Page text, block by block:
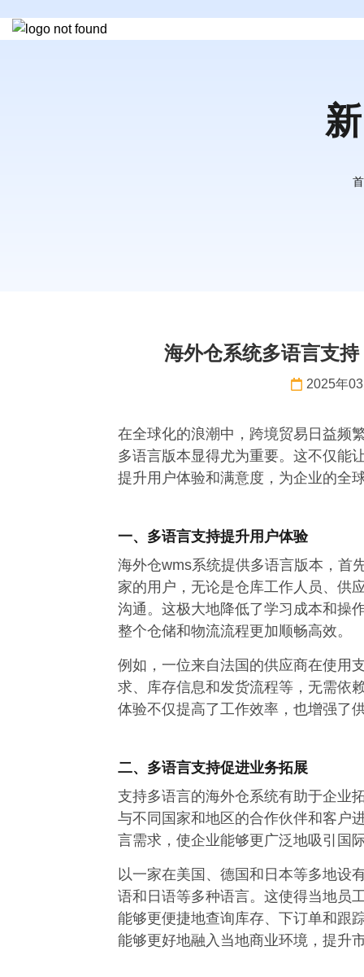
海外仓系统多语言支
2025年
在全球化的浪潮中，跨境贸易日益频
多语言版本显得尤为重要。这不仅能
提升用户体验和满意度，为企业的全
一、多语言支持提升用户体验
海外仓wms系统提供多语言版本，首
家的用户，无论是仓库工作人员、供
沟通。这极大地降低了学习成本和操
整个仓储和物流流程更加顺畅高效。
例如，一位来自法国的供应商在使用
求、库存信息和发货流程等，无需依
体验不仅提高了工作效率，也增强了
二、多语言支持促进业务拓展
支持多语言的海外仓系统有助于企业
与不同国家和地区的合作伙伴和客户
言需求，使企业能够更广泛地吸引国
以一家在美国、德国和日本等多地设
语和日语等多种语言。这使得当地员
能够更便捷地查询库存、下订单和跟
能够更好地融入当地商业环境，提升